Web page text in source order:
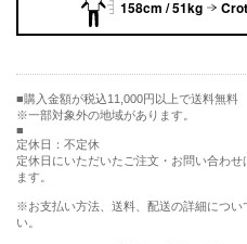
158cm / 51kg
購入金額が税込11,000円以上で送料無料
※一部対象外の地域があります。
定休日：不定休
定休日にいただいたご注文・お問い合わ
ます。
※お支払い方法、送料、配送の詳細につい
い。